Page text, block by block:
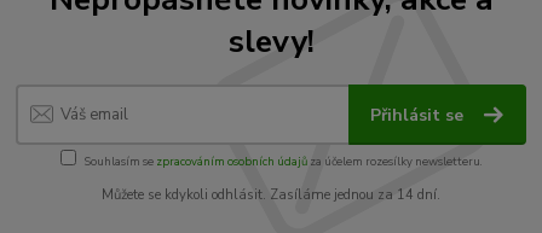
slevy!
Přihlásit se
Souhlasím se zpracováním osobních údajůza účelem rozesílky newsletteru.
Můžete se kdykoli odhlásit. Zasíláme jednou za 14 dní.